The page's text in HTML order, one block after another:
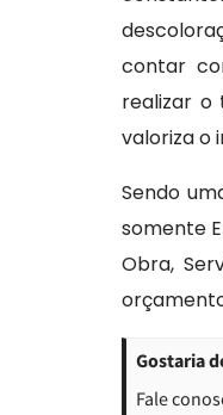
contar
realizar o
valoriza o
Sendo
somente
Obra,
Gostaria
Fale